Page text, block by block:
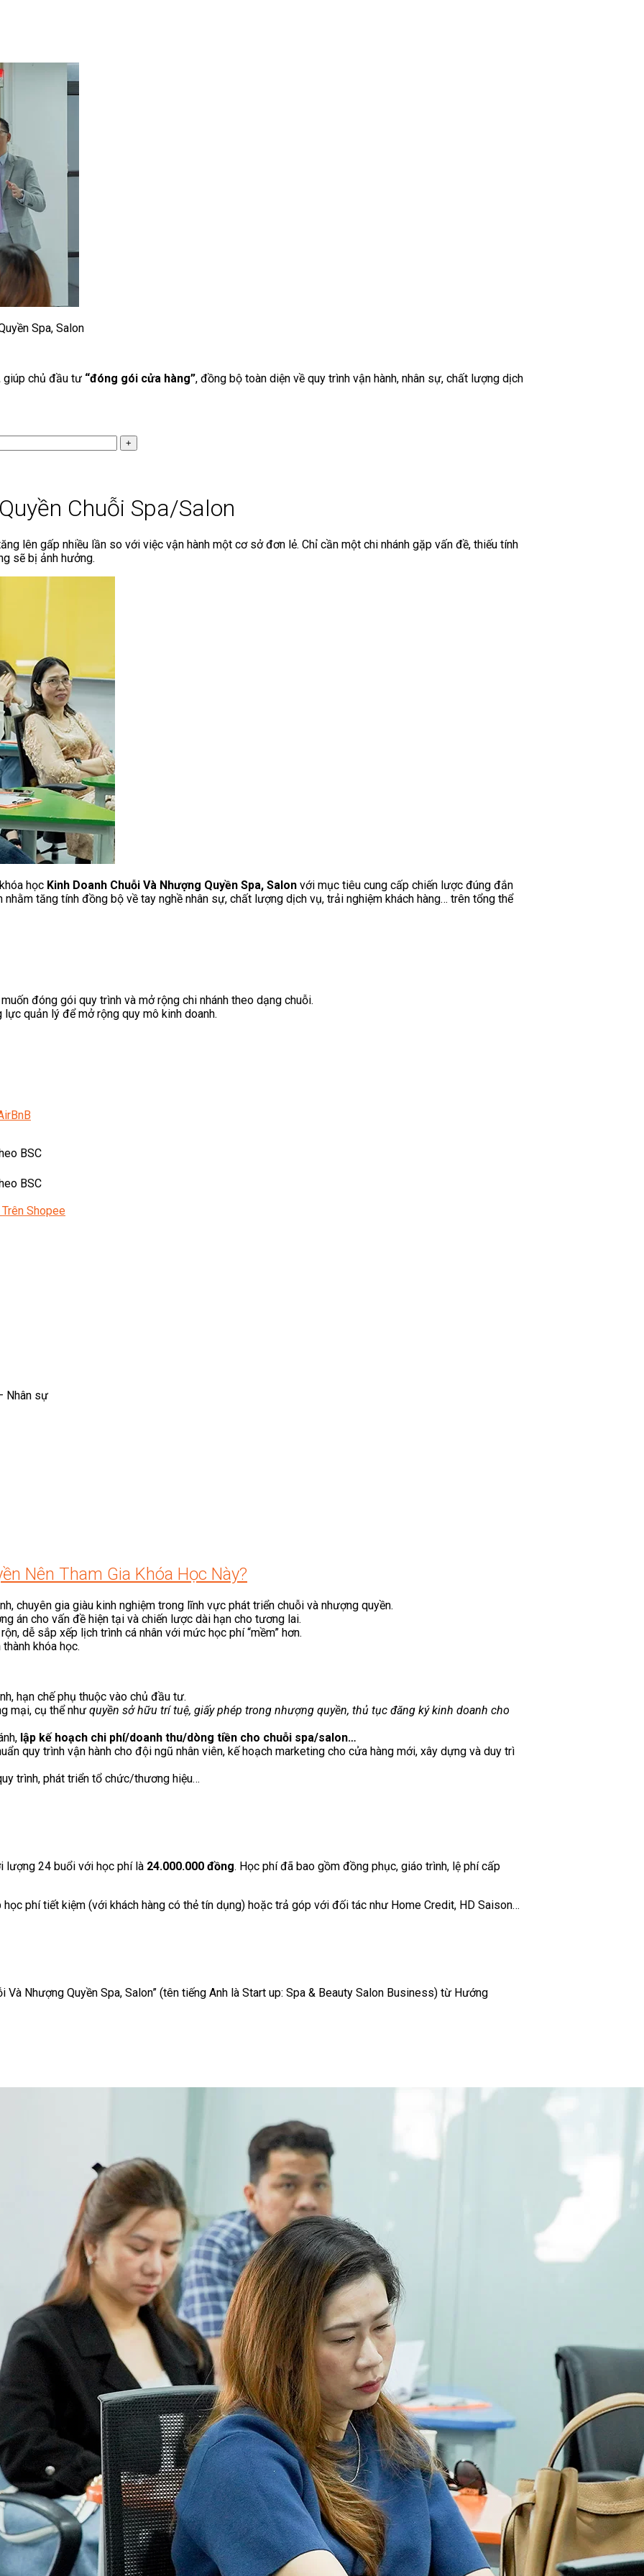
Shopee
Dân Dụng
Spa, Salon
giúp chủ đầu tư “đóng gói cửa hàng”, đồng bộ toàn diện về quy trình vận hành, nhân sự, chất lượng dịch
Chuỗi Spa/Salon
lên gấp nhiều lần so với việc vận hành một cơ sở đơn lẻ. Chỉ cần một chi nhánh gặp vấn đề, thiếu tính
sẽ bị ảnh hưởng.
học Kinh Doanh Chuỗi Và Nhượng Quyền Spa, Salon với mục tiêu cung cấp chiến lược đúng đắn
tăng tính đồng bộ về tay nghề nhân sự, chất lượng dịch vụ, trải nghiệm khách hàng… trên tổng thể
đóng gói quy trình và mở rộng chi nhánh theo dạng chuỗi.
quản lý để mở rộng quy mô kinh doanh.
BSC
BSC
Nhân sự
Nên Tham Gia Khóa Học Này?
chuyên gia giàu kinh nghiệm trong lĩnh vực phát triển chuỗi và nhượng quyền.
án cho vấn đề hiện tại và chiến lược dài hạn cho tương lai.
dễ sắp xếp lịch trình cá nhân với mức học phí “mềm” hơn.
khóa học.
hạn chế phụ thuộc vào chủ đầu tư.
mại, cụ thể như quyền sở hữu trí tuệ, giấy phép trong nhượng quyền, thủ tục đăng ký kinh doanh cho
lập kế hoạch chi phí/doanh thu/dòng tiền cho chuỗi spa/salon…
quy trình vận hành cho đội ngũ nhân viên, kế hoạch marketing cho cửa hàng mới, xây dựng và duy trì
trình, phát triển tổ chức/thương hiệu…
lượng 24 buổi với học phí là 24.000.000 đồng. Học phí đã bao gồm đồng phục, giáo trình, lệ phí cấp
phí tiết kiệm (với khách hàng có thẻ tín dụng) hoặc trả góp với đối tác như Home Credit, HD Saison…
Nhượng Quyền Spa, Salon” (tên tiếng Anh là Start up: Spa & Beauty Salon Business) từ Hướng